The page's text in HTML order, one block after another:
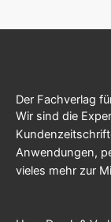
Der Fachverlag
Wir sind die
Anwendungen,
vieles mehr zur